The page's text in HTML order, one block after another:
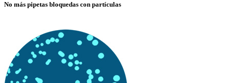
No más pipetas bloquedas con partículas